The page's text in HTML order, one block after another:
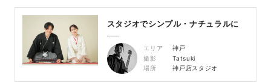
スタジオでシンプル・ナチュラルに
エリア
神戸
撮影
Tatsuki
場所
神戸店スタジオ